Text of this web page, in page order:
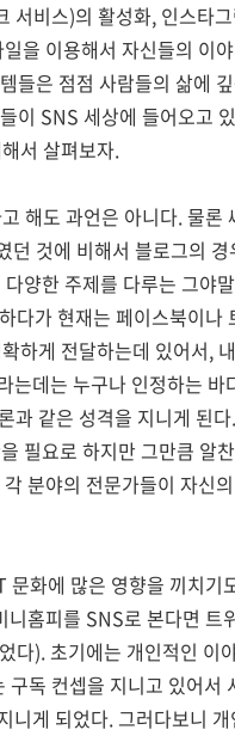
서비스)의 활성화, 인스타
을 이용해서 자신들의 이
들은 점점 사람들의 삶에
이 SNS 세상에 들어오고
서 살펴보자.
해도 과언은 아니다. 물론
것에 비해서 블로그의 경
양한 주제를 다루는 그야
다가 현재는 페이스북이나
하게 전달하는데 있어서,
는데는 누구나 인정하는 바
과 같은 성격을 지니게 된
필요로 하지만 그만큼 알
분야의 전문가들이 자신
화에 많은 영향을 끼치기
홈피를 SNS로 본다면 트
다). 초기에는 개인적인 이
독 컨셉을 지니고 있어서
니게 되었다. 그러다보니